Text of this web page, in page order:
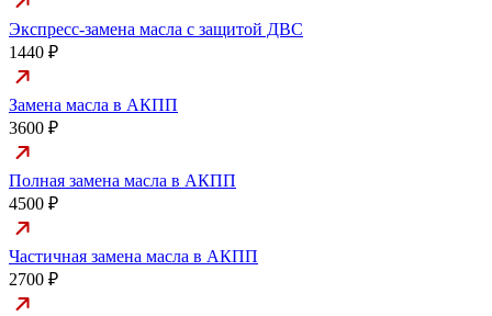
Экспресс-замена масла с защитой ДВС
1440 ₽
Замена масла в АКПП
3600 ₽
Полная замена масла в АКПП
4500 ₽
Частичная замена масла в АКПП
2700 ₽